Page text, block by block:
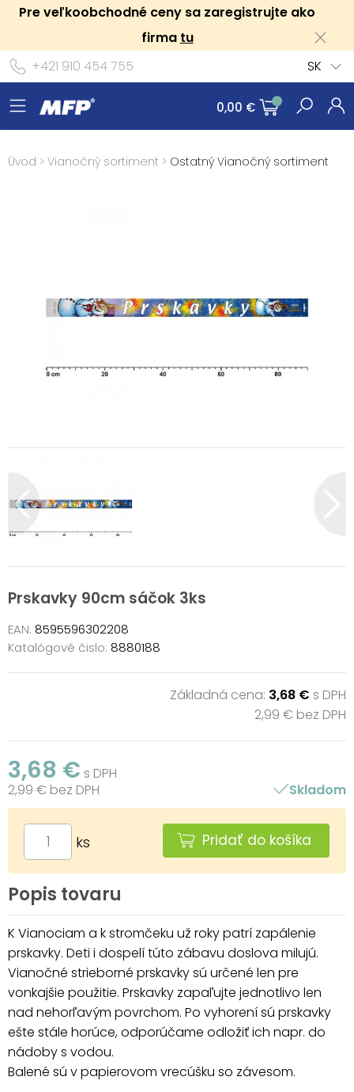
Pre veľkoobchodné ceny sa zaregistrujte ako
firma tu
+421 910 454 755
SK
0,00 €
Úvod > Vianočný sortiment > Ostatný Vianočný sortiment
Prskavky 90cm sáčok 3ks
EAN: 8595596302208
Katalógové čislo: 8880188
Základná cena: 3,68 € s DPH
2,99 € bez DPH
3,68 € s DPH
2,99 € bez DPH
Skladom
ks Pridať do košíka
Popis tovaru
K Vianociam a k stromčeku už roky patrí zapálenie
prskavky. Deti i dospelí túto zábavu doslova milujú.
Vianočné strieborné prskavky sú určené len pre
vonkajšie použitie. Prskavky zapaľujte jednotlivo len
nad nehorľavým povrchom. Po vyhorení sú prskavky
ešte stále horúce, odporúčame odložiť ich napr. do
nádoby s vodou.
Balené sú v papierovom vrecúšku so závesom.